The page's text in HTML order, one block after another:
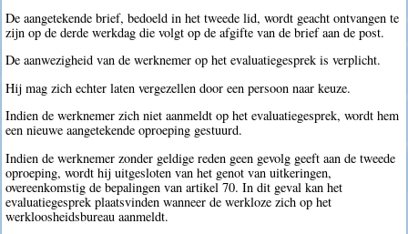
De aangetekende brief, bedoeld in het tweede lid, wordt geacht ontvangen te
zijn op de derde werkdag die volgt op de afgifte van de brief aan de post.
De aanwezigheid van de werknemer op het evaluatiegesprek is verplicht.
Hij mag zich echter laten vergezellen door een persoon naar keuze.
Indien de werknemer zich niet aanmeldt op het evaluatiegesprek, wordt hem
een nieuwe aangetekende oproeping gestuurd.
Indien de werknemer zonder geldige reden geen gevolg geeft aan de tweede
oproeping, wordt hij uitgesloten van het genot van uitkeringen,
overeenkomstig de bepalingen van artikel 70. In dit geval kan het
evaluatiegesprek plaatsvinden wanneer de werkloze zich op het
werkloosheidsbureau aanmeldt.